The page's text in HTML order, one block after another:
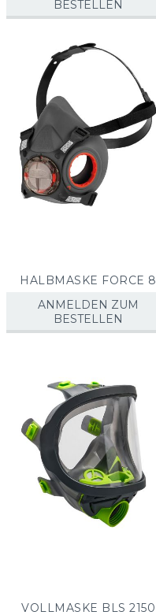
BESTELLEN
HALBMASKE FORCE 8
ANMELDEN ZUM
BESTELLEN
VOLLMASKE BLS 2150